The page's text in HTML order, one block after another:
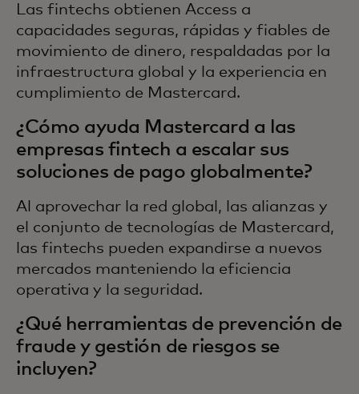
Las fintechs obtienen Access a
capacidades seguras, rápidas y fiables de
movimiento de dinero, respaldadas por la
infraestructura global y la experiencia en
cumplimiento de Mastercard.
¿Cómo ayuda Mastercard a las
empresas fintech a escalar sus
soluciones de pago globalmente?
Al aprovechar la red global, las alianzas y
el conjunto de tecnologías de Mastercard,
las fintechs pueden expandirse a nuevos
mercados manteniendo la eficiencia
operativa y la seguridad.
¿Qué herramientas de prevención de
fraude y gestión de riesgos se
incluyen?